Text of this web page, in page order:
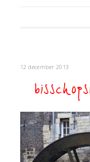
12 december 2013